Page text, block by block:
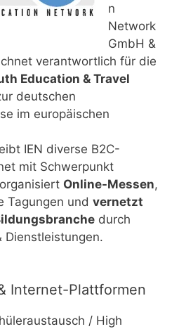
n
Network
GmbH &
verantwortlich für die
Education & Travel
deutschen
im europäischen
IEN diverse B2C-
mit Schwerpunkt
Online-Messen,
Tagungen und vernetzt
durch
Dienstleistungen.
Internet-Plattformen
/ High